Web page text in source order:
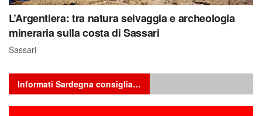
L’Argentiera: tra natura selvaggia e archeologia
mineraria sulla costa di Sassari
Sassari
Informati Sardegna consiglia…